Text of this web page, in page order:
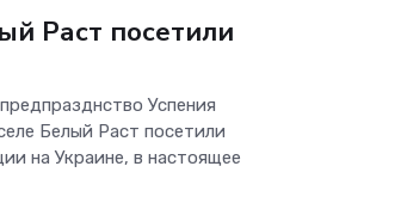
Раст посетили
Успения
Белый Раст посетили
на Украине, в настоящее